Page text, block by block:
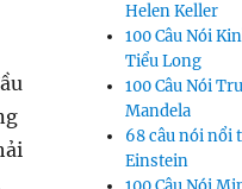
Helen Keller
100 Câu Nói
Tiểu Long
100 Câu Nói
Mandela
68 câu nói nổi
Einstein